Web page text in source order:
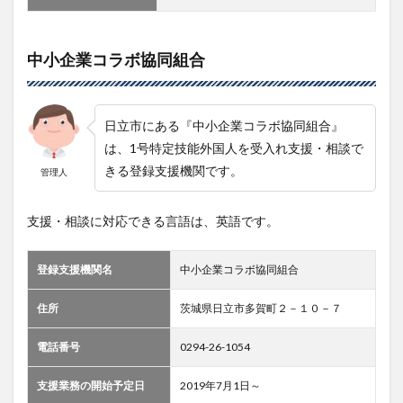
中小企業コラボ協同組合
管理人
日立市にある『中小企業コラボ協同組合』
は、1号特定技能外国人を受入れ支援・相談で
きる登録支援機関です。
支援・相談に対応できる言語は、英語です。
登録支援機関名 中小企業コラボ協同組合
住所 茨城県日立市多賀町２－１０－７
電話番号 0294-26-1054
支援業務の開始予定日 2019年7月1日～